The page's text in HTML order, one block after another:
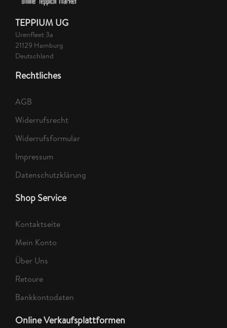
TEPPIUM UG
Urenfleet 3a
21129 Hamburg
Deutschland
Rechtliches
AGB
Widerrufsrecht
Widerrufsformular
Impressum
Datenschutzklärung
Shop Service
Kontaktseite
Mein Konto
Über Uns
Retoure
Bankkontodaten
Online Verkaufsplattformen